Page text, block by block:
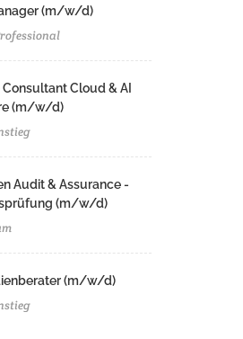
(m/w/d)
Cloud & AI
(m/w/d)​
Audit & Assurance -
(m/w/d)
(m/w/d)